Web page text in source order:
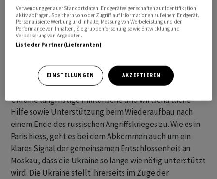
Mitgliedstaaten bilaterale Vereinbarungen
abschliessen, um die Sicherheit der Ukraine langfristig
zu gewährleisten. Grossbritannien hatte im Januar den
nach und nach mit ihren Zusagen folgen.
Das in Paris unterzeichnete Abkommen sichert der
Ukraine langfristige militärische und wirtschaftliche
Hilfe sowie Unterstützung beim Wiederaufbau nach
einem Ende des russischen Angriffskrieges zu. Wie es in
Paris hiess, geht es bei dem Abkommen auch um ein
klares Signal der gemeinsamen Entschlossenheit an
Moskau, dass die Ukraine so lange wie nötig unterstützt
wird. Die Ukraine stellt ihrerseits im Zuge der
Verwendung genauer Standortdaten. Endgeräteeigenschaften zur Identifikation
aktiv abfragen. Speichern von oder Zugriff auf Informationen auf einem Endgerät.
Personalisierte Werbung und Inhalte, Messung von Werbeleistung und der
Performance von Inhalten, Zielgruppenforschung sowie Entwicklung und
Verbesserung von Angeboten.
Liste der Partner (Lieferanten)
EINSTELLUNGEN AKZEPTIEREN